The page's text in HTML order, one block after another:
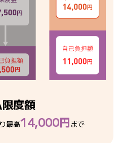
度額
最高14,000円 まで